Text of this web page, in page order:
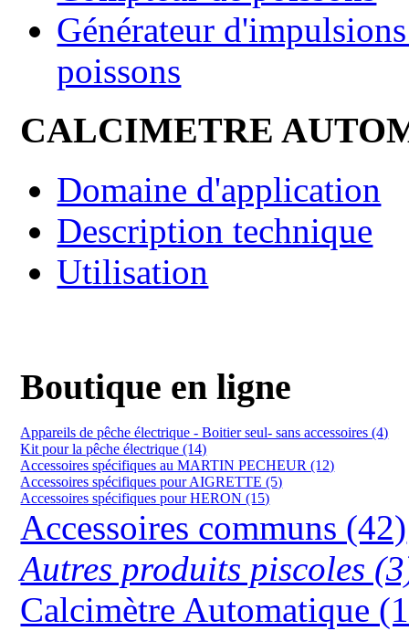
Générateur
poissons
CALCIMETRE
Domaine d'application
Description technique
Utilisation
Boutique en ligne
Appareils de pêche électrique - Boitier seul- sans accessoires (4)
Kit pour la pêche électrique (14)
Accessoires spécifiques au MARTIN PECHEUR (12)
Accessoires spécifiques pour AIGRETTE (5)
Accessoires spécifiques pour HERON (15)
Accessoires communs (42)
Autres produits piscoles
Calcimètre Automatique